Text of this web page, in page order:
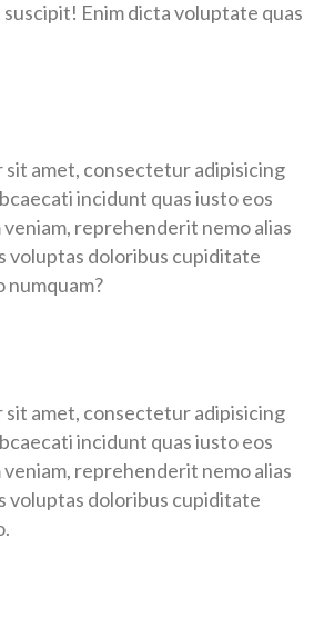
Enim dicta voluptate quas
sit amet, consectetur adipisicing
incidunt quas iusto eos
reprehenderit nemo alias
voluptas doloribus cupiditate
numquam?
sit amet, consectetur adipisicing
incidunt quas iusto eos
reprehenderit nemo alias
voluptas doloribus cupiditate